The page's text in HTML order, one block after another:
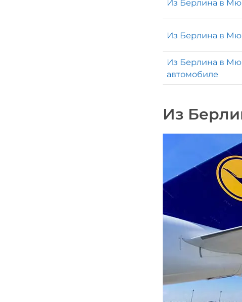
Из Берлина в
Из Берлина в
Из Берлина в
автомобиле
Из